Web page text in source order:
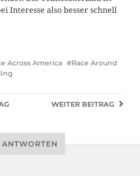
Interesse also besser schnell
Across America
Race Around
WEITER BEITRAG
ANTWORTEN